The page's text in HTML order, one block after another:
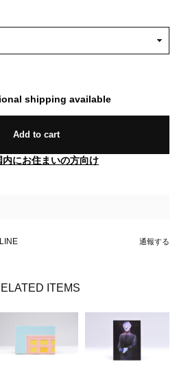
shipping available
Add to cart
内にお住まいの方向け
LINE 通報する
ITEMS